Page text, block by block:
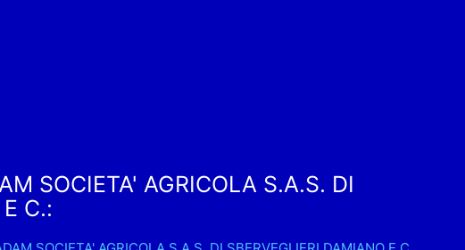
SOCIETA' AGRICOLA S.A.S. DI
C.: